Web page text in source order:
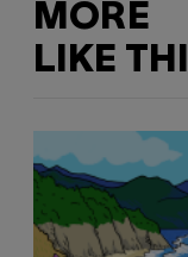
MORE
LIKE